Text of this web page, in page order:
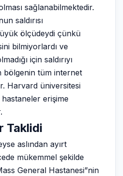
sağlanabilmektedir.
saldırısı
ölçüdeydi çünkü
bilmiyorlardı ve
için saldırıyı
bölgenin tüm internet
Harvard üniversitesi
erişime
Taklidi
aslından ayırt
mükemmel şekilde
General Hastanesi”nin